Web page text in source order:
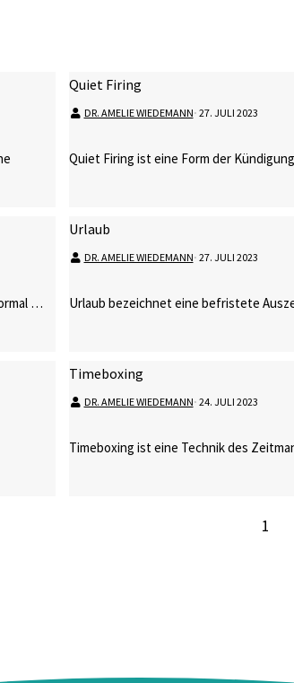
Quiet Firing
DR. AMELIE WIEDEMANN⋅ 27. JULI 2023
Quiet Firing ist eine Form der
…
Urlaub
DR. AMELIE WIEDEMANN⋅ 27. JULI 2023
Urlaub bezeichnet eine befristete
Timeboxing
DR. AMELIE WIEDEMANN⋅ 24. JULI 2023
Timeboxing ist eine Technik des
1